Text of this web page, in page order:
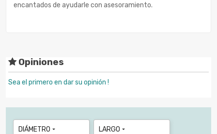
encantados de ayudarle con asesoramiento.
Opiniones
Sea el primero en dar su opinión !
DIÁMETRO  LARGO 